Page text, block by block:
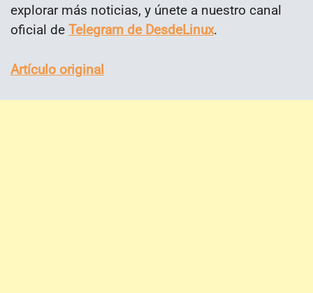
explorar más noticias, y únete a nuestro canal
oficial de Telegram de DesdeLinux.
Artículo original